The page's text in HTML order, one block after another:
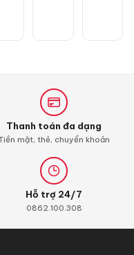
Thanh toán đa dạng
mặt, thẻ, chuyển khoản
Hỗ trợ 24/7
0862.100.308